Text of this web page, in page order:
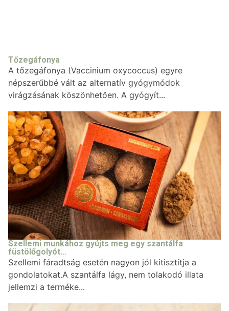
Tőzegáfonya
A tőzegáfonya (Vaccinium oxycoccus) egyre
népszerűbbé vált az alternatív gyógymódok
virágzásának köszönhetően. A gyógyít...
Szellemi munkához gyújts meg egy szantálfa
füstölőgolyót…
Szellemi fáradtság esetén nagyon jól kitisztítja a
gondolatokat.A szantálfa lágy, nem tolakodó illata
jellemzi a terméke...